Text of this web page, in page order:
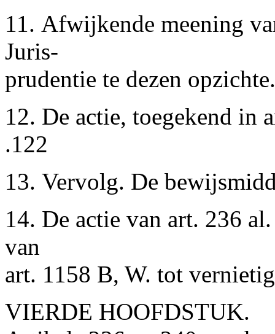
11. Afwijkende meening
Juris-
prudentie te dezen
12. De actie, toegekend in
.122
13. Vervolg. De
14. De actie van art. 236
van
art. 1158 B, W. tot
VIERDE HOOFDSTUK.